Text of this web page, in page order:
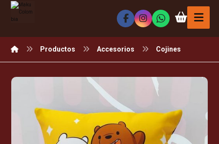
Productos Accesorios Cojines